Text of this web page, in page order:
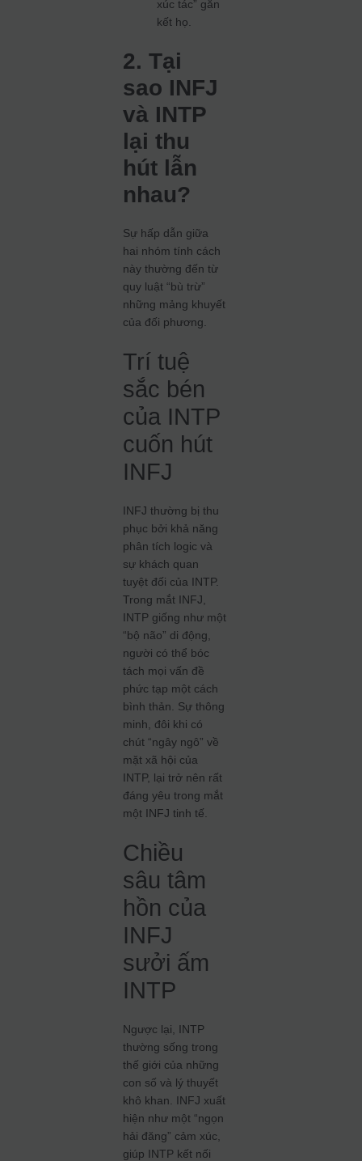
xúc tác” gắn
kết họ.
2. Tại
sao INFJ
và INTP
lại thu
hút lẫn
nhau?
Sự hấp dẫn giữa
hai nhóm tính cách
này thường đến từ
quy luật “bù trừ”
những mảng khuyết
của đối phương.
Trí tuệ
sắc bén
của INTP
cuốn hút
INFJ
INFJ thường bị thu
phục bởi khả năng
phân tích logic và
sự khách quan
tuyệt đối của INTP.
Trong mắt INFJ,
INTP giống như một
“bộ não” di động,
người có thể bóc
tách mọi vấn đề
phức tạp một cách
bình thản. Sự thông
minh, đôi khi có
chút “ngây ngô” về
mặt xã hội của
INTP, lại trở nên rất
đáng yêu trong mắt
một INFJ tinh tế.
Chiều
sâu tâm
hồn của
INFJ
sưởi ấm
INTP
Ngược lại, INTP
thường sống trong
thế giới của những
con số và lý thuyết
khô khan. INFJ xuất
hiện như một “ngọn
hải đăng” cảm xúc,
giúp INTP kết nối